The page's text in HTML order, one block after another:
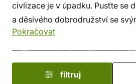
civlizace je v úpadku. Pusťte se
a děsivého dobrodružství se
v tvář prastarým nestvůrám z
Velkou část naší nabídky tvoří
karetní hraz prostředí Arkham
Pokračovat
filtruj